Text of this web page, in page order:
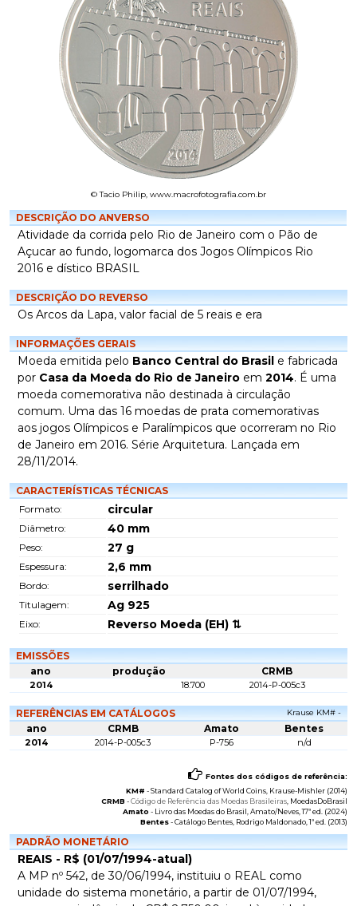
© Tacio Philip, www.macrofotografia.com.br
DESCRIÇÃO DO ANVERSO
Atividade da corrida pelo Rio de Janeiro com o Pão de
Açucar ao fundo, logomarca dos Jogos Olímpicos Rio
2016 e dístico BRASIL
DESCRIÇÃO DO REVERSO
Os Arcos da Lapa, valor facial de 5 reais e era
INFORMAÇÕES GERAIS
Moeda emitida pelo Banco Central do Brasil e fabricada
por Casa da Moeda do Rio de Janeiro em 2014. É uma
moeda comemorativa não destinada à circulação
comum. Uma das 16 moedas de prata comemorativas
aos jogos Olímpicos e Paralímpicos que ocorreram no Rio
de Janeiro em 2016. Série Arquitetura. Lançada em
28/11/2014.
CARACTERÍSTICAS TÉCNICAS
Formato:
circular
Diâmetro: 40 mm
Peso: 27 g
Espessura: 2,6 mm
Bordo: serrilhado
Titulagem: Ag 925
Eixo: Reverso Moeda (EH) ⇅
EMISSÕES
ano
produção CRMB
2014 18.700 2014-P-005c3
REFERÊNCIAS EM CATÁLOGOS Krause KM# -
ano CRMB Amato Bentes
2014 2014-P-005c3 P-756 n/d
Fontes dos códigos de referência:
KM# -Standard Catalog of World Coins , Krause-Mishler (2014)
CRMB -Código de Referência das Moedas Brasileiras , MoedasDoBrasil
Amato - Livro das Moedas do Brasil , Amato/Neves, 17ª ed. (2024)
Bentes-Catálogo Bentes , Rodrigo Maldonado, 1ª ed. (2013)
PADRÃO MONETÁRIO
REAIS - R$ (01/07/1994-atual)
A MP nº 542, de 30/06/1994, instituiu o REAL como
unidade do sistema monetário, a partir de 01/07/1994,